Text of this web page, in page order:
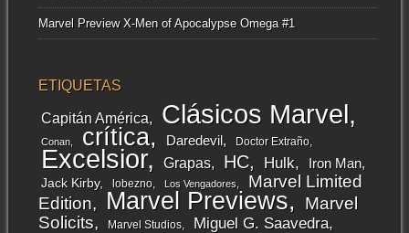
Marvel Preview X-Men of Apocalypse Omega #1
ETIQUETAS
Capitán América Clásicos Marvel
Conan crítica Daredevil Doctor Extraño
Excelsior Grapas HC Hulk Iron Man
Jack Kirby lobezno Los Vengadores
Marvel Limited
Edition
Marvel Previews
Marvel
Solicits
Marvel Studios Miguel G. Saavedra